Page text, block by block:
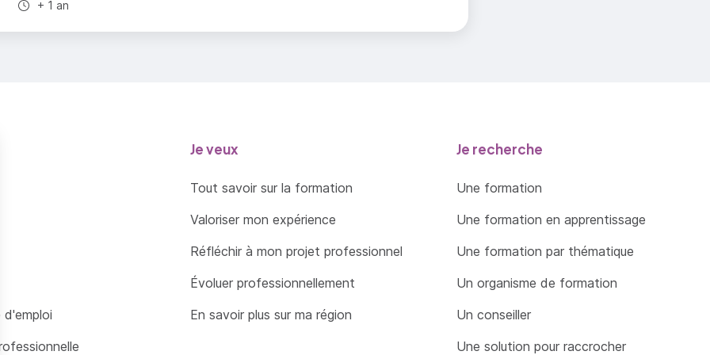
Durée totale :
+ 1 an
d'emploi
Je veux
Tout savoir sur la formation
Valoriser mon expérience
Réfléchir à mon projet professionnel
Évoluer professionnellement
En savoir plus sur ma région
Je recherche
Une formation
Une formation en apprentissage
Une formation par thématique
Un organisme de formation
Un conseiller
Une solution pour raccrocher